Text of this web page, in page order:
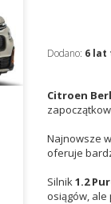
Dodano: 6 lat
Citroen
Najnowsze
oferuje
Silnik1.2
osiągów,